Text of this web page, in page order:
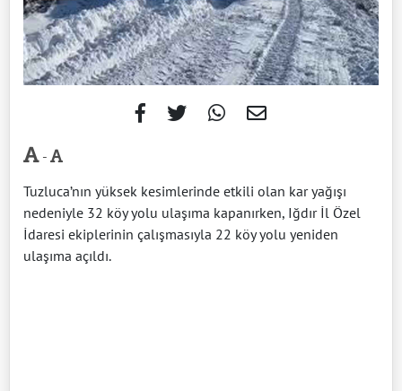
-
Tuzluca’nın yüksek kesimlerinde etkili olan kar yağışı
nedeniyle 32 köy yolu ulaşıma kapanırken, Iğdır İl Özel
İdaresi ekiplerinin çalışmasıyla 22 köy yolu yeniden
ulaşıma açıldı.